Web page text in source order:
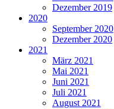
Dezember 2019
2020
September 2020
Dezember 2020
2021
März 2021
Mai 2021
Juni 2021
Juli 2021
August 2021